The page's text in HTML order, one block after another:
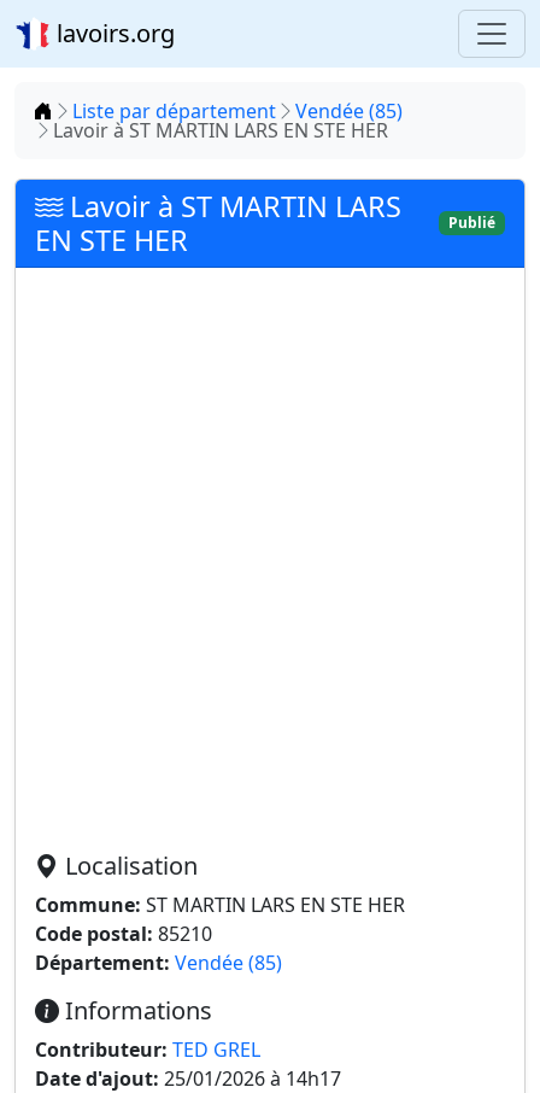
lavoirs.org
Accueil
Liste par département Vendée (85)
Lavoir à ST MARTIN LARS EN STE HER
Lavoir à ST MARTIN LARS
EN STE HER
Publié
Localisation
Commune: ST MARTIN LARS EN STE HER
Code postal: 85210
Département: Vendée (85)
Informations
Contributeur: TED GREL
Date d'ajout: 25/01/2026 à 14h17